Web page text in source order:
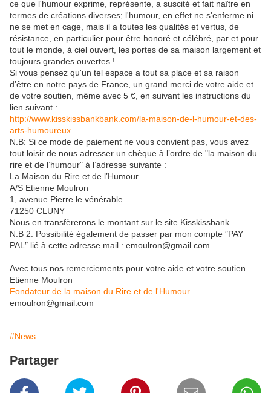
ce que l'humour exprime, représente, a suscité et fait naître en
termes de créations diverses; l'humour, en effet ne s'enferme ni
ne se met en cage, mais il a toutes les qualités et vertus, de
résistance, en particulier pour être honoré et célébré, par et pour
tout le monde, à ciel ouvert, les portes de sa maison largement et
toujours grandes ouvertes !
Si vous pensez qu'un tel espace a tout sa place et sa raison
d’être en notre pays de France, un grand merci de votre aide et
de votre soutien, même avec 5 €, en suivant les instructions du
lien suivant :
http://www.kisskissbankbank.com/la-maison-de-l-humour-et-des-
arts-humoureux
N.B: Si ce mode de paiement ne vous convient pas, vous avez
tout loisir de nous adresser un chèque à l’ordre de "la maison du
rire et de l’humour" à l’adresse suivante :
La Maison du Rire et de l’Humour
A/S Etienne Moulron
1, avenue Pierre le vénérable
71250 CLUNY
Nous en transfèrerons le montant sur le site Kisskissbank
N.B 2: Possibilité également de passer par mon compte ″PAY
PAL″ lié à cette adresse mail : emoulron@gmail.com
Avec tous nos remerciements pour votre aide et votre soutien.
Etienne Moulron
Fondateur de la maison du Rire et de l'Humour
emoulron@gmail.com
#News
Partager